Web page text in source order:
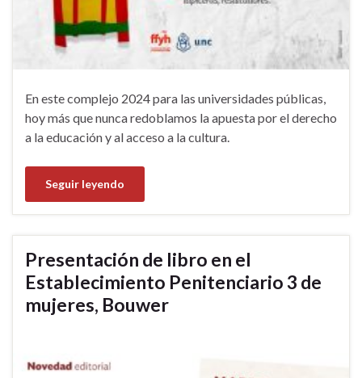
En este complejo 2024 para las universidades públicas,
hoy más que nunca redoblamos la apuesta por el derecho
a la educación y al acceso a la cultura.
Seguir leyendo
Presentación de libro en el
Establecimiento Penitenciario 3 de
mujeres, Bouwer